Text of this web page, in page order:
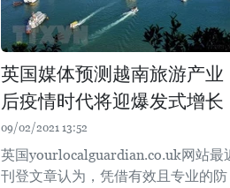
英国媒体预测越南旅游产业
后疫情时代将迎爆发式增长
09/02/2021 13:52
英国yourlocalguardian.co.uk网站最
刊登文章认为，凭借有效且专业的防